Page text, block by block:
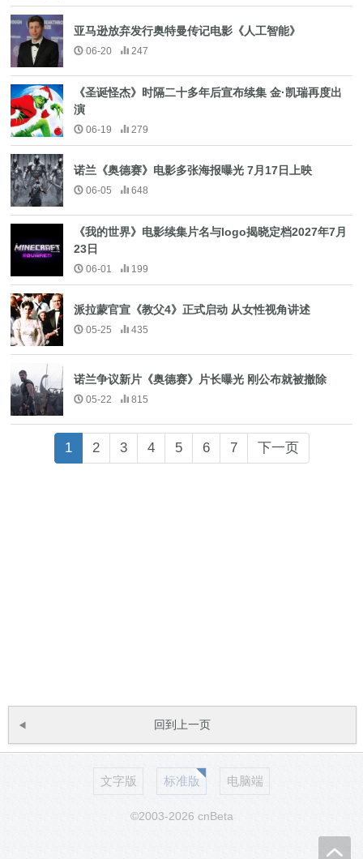
亚马逊放弃发行奥特曼传记电影《人工智能》
06-20 247
《圣诞怪杰》时隔二十多年后宣布续集 金·凯瑞再度出
演
06-19 279
诺兰《奥德赛》电影多张海报曝光 7月17日上映
06-05 648
《我的世界》电影续集片名与logo揭晓定档2027年7月
23日
06-01 199
派拉蒙官宣《教父4》正式启动 从女性视角讲述
05-25 435
诺兰争议新片《奥德赛》片长曝光 刚公布就被撤除
05-22 815
1 2 3 4 5 6 7 下一页
回到上一页
文字版 标准版 电脑端
©2003-2026 cnBeta